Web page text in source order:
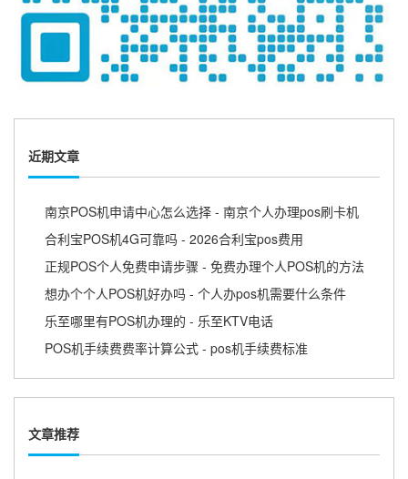
近期文章
南京POS机申请中心怎么选择 - 南京个人办理pos刷卡机
合利宝POS机4G可靠吗 - 2026合利宝pos费用
正规POS个人免费申请步骤 - 免费办理个人POS机的方法
想办个个人POS机好办吗 - 个人办pos机需要什么条件
乐至哪里有POS机办理的 - 乐至KTV电话
POS机手续费费率计算公式 - pos机手续费标准
文章推荐